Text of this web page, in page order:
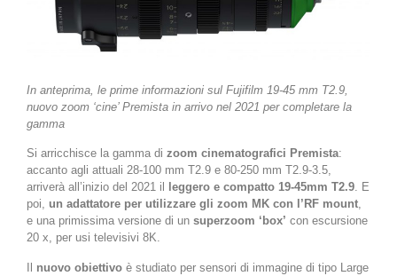
In anteprima, le prime informazioni sul Fujifilm 19-45 mm T2.9,
nuovo zoom ‘cine’ Premista in arrivo nel 2021 per completare la
gamma
Si arricchisce la gamma di zoom cinematografici Premista:
accanto agli attuali 28-100 mm T2.9 e 80-250 mm T2.9-3.5,
arriverà all’inizio del 2021 il
leggero e compatto 19-45mm T2.9. E
poi, un adattatore per utilizzare gli zoom MK con l’RF mount,
e una primissima versione di un superzoom ‘box’ con escursione
20 x, per usi televisivi 8K.
Il nuovo obiettivo è studiato per sensori di immagine di tipo Large